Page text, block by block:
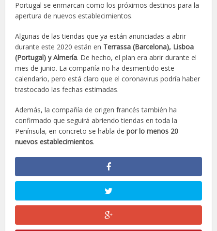
Portugal se enmarcan como los próximos destinos para la
apertura de nuevos establecimientos.
Algunas de las tiendas que ya están anunciadas a abrir
durante este 2020 están en Terrassa (Barcelona), Lisboa
(Portugal) y Almería. De hecho, el plan era abrir durante el
mes de junio. La compañía no ha desmentido este
calendario, pero está claro que el coronavirus podría haber
trastocado las fechas estimadas.
Además, la compañía de origen francés también ha
confirmado que seguirá abriendo tiendas en toda la
Península, en concreto se habla depor lo menos 20
nuevos establecimientos.